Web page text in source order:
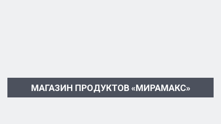
МАГАЗИН ПРОДУКТОВ «МИРАМАКС»